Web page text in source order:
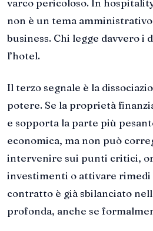
varco pericoloso. In
non è un tema
business. Chi legge davvero i
l’hotel.
Il terzo segnale è la
potere. Se la proprietà
e sopporta la parte più
economica, ma non può
intervenire sui punti critici,
investimenti o attivare rimedi
contratto è già sbilanciato
profonda, anche se